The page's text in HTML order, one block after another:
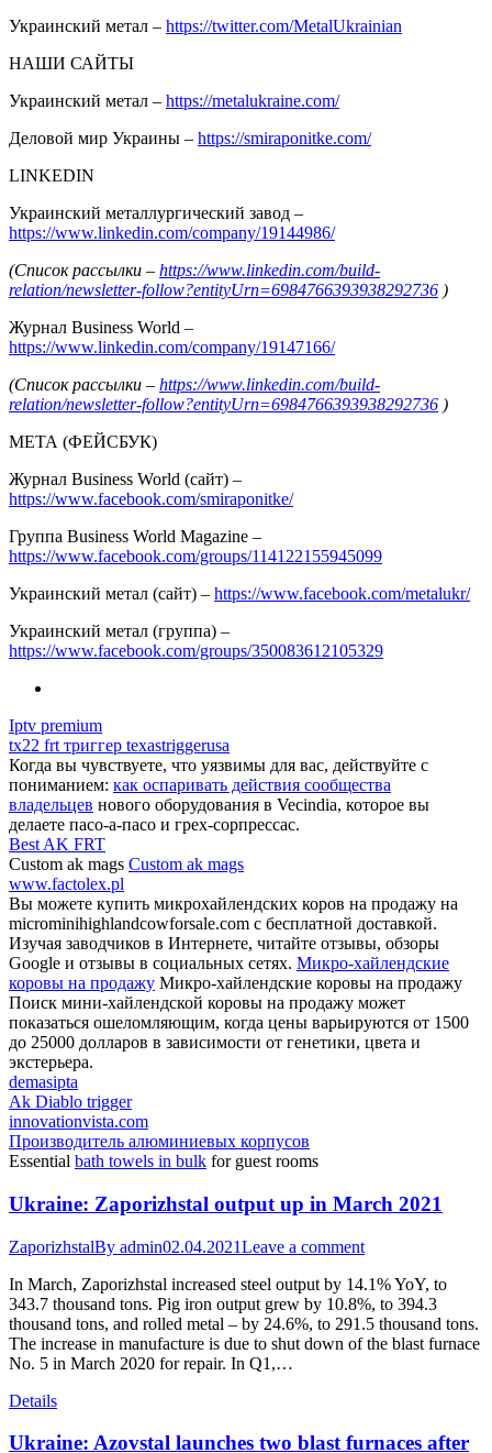
Украинский метал – https://twitter.com/MetalUkrainian
НАШИ САЙТЫ
Украинский метал – https://metalukraine.com/
Деловой мир Украины – https://smiraponitke.com/
LINKEDIN
Украинский металлургический завод –
https://www.linkedin.com/company/19144986/
(Список рассылки – https://www.linkedin.com/build-
relation/newsletter-follow?entityUrn=6984766393938292736 )
Журнал Business World –
https://www.linkedin.com/company/19147166/
(Список рассылки – https://www.linkedin.com/build-
relation/newsletter-follow?entityUrn=6984766393938292736 )
МЕТА (ФЕЙСБУК)
Журнал Business World (сайт) –
https://www.facebook.com/smiraponitke/
Группа Business World Magazine –
https://www.facebook.com/groups/114122155945099
Украинский метал (сайт) – https://www.facebook.com/metalukr/
Украинский метал (группа) –
https://www.facebook.com/groups/350083612105329
Iptv premium
tx22 frt триггер texastriggerusa
Когда вы чувствуете, что уязвимы для вас, действуйте с
пониманием: как оспаривать действия сообщества
владельцев нового оборудования в Vecindia, которое вы
делаете пасо-а-пасо и грех-сорпрессас.
Best AK FRT
Custom ak mags Custom ak mags
www.factolex.pl
Вы можете купить микрохайлендских коров на продажу на
microminihighlandcowforsale.com с бесплатной доставкой.
Изучая заводчиков в Интернете, читайте отзывы, обзоры
Google и отзывы в социальных сетях. Микро-хайлендские
коровы на продажу Микро-хайлендские коровы на продажу
Поиск мини-хайлендской коровы на продажу может
показаться ошеломляющим, когда цены варьируются от 1500
до 25000 долларов в зависимости от генетики, цвета и
экстерьера.
demasipta
Ak Diablo trigger
innovationvista.com
Производитель алюминиевых корпусов
Essential bath towels in bulk for guest rooms
Ukraine: Zaporizhstal output up in March 2021
ZaporizhstalBy admin02.04.2021Leave a comment
In March, Zaporizhstal increased steel output by 14.1% YoY, to
343.7 thousand tons. Pig iron output grew by 10.8%, to 394.3
thousand tons, and rolled metal – by 24.6%, to 291.5 thousand tons.
The increase in manufacture is due to shut down of the blast furnace
No. 5 in March 2020 for repair. In Q1,…
Details
Ukraine: Azovstal launches two blast furnaces after